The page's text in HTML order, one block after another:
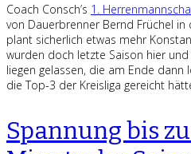
Coach Consch’s 1.
von Dauerbrenner Bernd Früchel
plant sicherlich etwas mehr
wurden doch letzte Saison hier
liegen gelassen, die am Ende
die Top-3 der Kreisliga gereicht
Spannung bis